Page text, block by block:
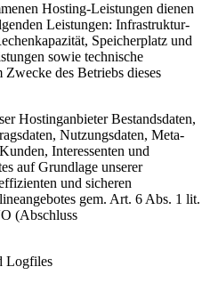
Hosting-Leistungen dienen
Leistungen: Infrastruktur-
Speicherplatz und
sowie technische
des Betriebs dieses
Hostinganbieter Bestandsdaten,
Nutzungsdaten, Meta-
Interessenten und
auf Grundlage unserer
und sicheren
gem. Art. 6 Abs. 1 lit.
(Abschluss
Logfiles